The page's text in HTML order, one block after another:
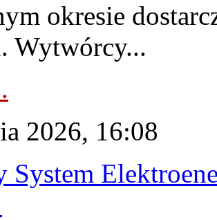
okresie
Wytwórcy...
2026, 16:08
System